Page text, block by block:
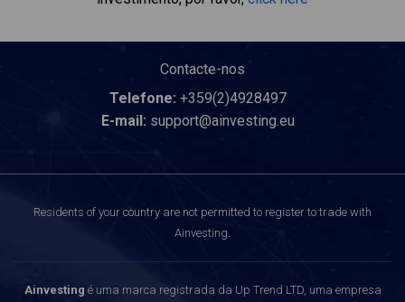
Contacte-nos
Telefone: +359(2)4928497
E-mail: support@ainvesting.eu
Residents of your country are not permitted to register to trade with
Ainvesting.
Ainvesting é uma marca registrada da Up Trend LTD, uma empresa